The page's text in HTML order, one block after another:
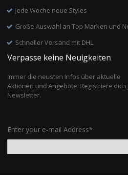
Jede Woche neue Styles
Große Auswahl an Top Marken und
Schneller Versand mit DHL
Verpasse keine Neuigkeiten
Immer die neusten Infos über aktuelle
Aktionen und Angebote. Registriere
Newsletter.
Enter your e-mail Address*